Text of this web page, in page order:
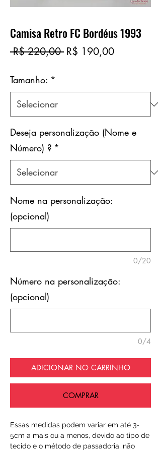
Camisa Retro FC Bordéus 1993
R$ 220,00 Preço
R$ 190,00Preço
Tamanho: *
Deseja personalização (Nome e
Número) ? *
Nome na personalização:
(opcional)
0/20
Número na personalização:
(opcional)
0/4
ADICIONAR NO CARRINHO
COMPRAR
Essas medidas podem variar em até 3-
5cm a mais ou a menos, devido ao tipo de
tecido e o método de passadoria, não